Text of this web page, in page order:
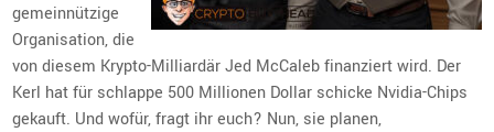
gemeinnützige
Organisation, die
von diesem Krypto-Milliardär Jed McCaleb finanziert wird. Der
Kerl hat für schlappe 500 Millionen Dollar schicke Nvidia-Chips
gekauft. Und wofür, fragt ihr euch? Nun, sie planen,